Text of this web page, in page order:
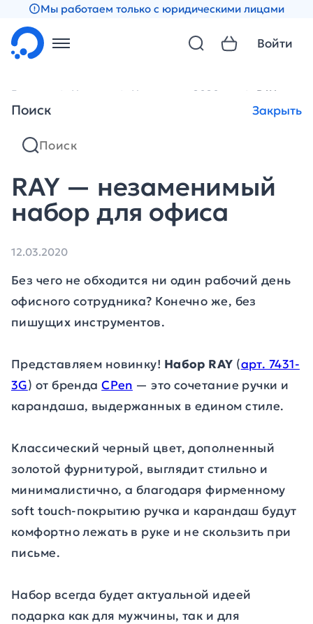
Мы работаем только с юридическими лицами
Поиск Закрыть
Войти
Главная Новости Новости за 2020 год RAY —
RAY — незаменимый
набор для офиса
12.03.2020
Без чего не обходится ни один рабочий день
офисного сотрудника? Конечно же, без
пишущих инструментов.
Представляем новинку! Набор RAY (арт. 7431-
3G) от брендаCPen — это сочетание ручки и
карандаша, выдержанных в едином стиле.
Классический черный цвет, дополненный
золотой фурнитурой, выглядит стильно и
минималистично, а благодаря фирменному
soft touch-покрытию ручка и карандаш будут
комфортно лежать в руке и не скользить при
письме.
Набор всегда будет актуальной идеей
подарка как для мужчины, так и для